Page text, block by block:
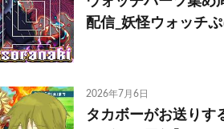
配信_妖怪ウォッチぷ
2026年7月6日
タカボーがお送りす